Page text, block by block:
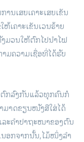
ນເສຍເຄາະເສຍເຂັນ
ເຄາະເຂັນເວນຮ້າຍ
ມວນໃຫ້ຕົກໄປນໍາໄຟ
ມຄວາມເຊື່ອທີ່ໄດ້ຮັບ
ກລົງກັນແລ້ວທຸກຄົນກໍ
າດຂຽນໜັງສືໃສ່ໄດ້
ະຄໍາປາຖະໜາຂອງຕົນ
ນອກຈາກນັ້ນ,ໄມ້ໜຶ່ງລໍາ